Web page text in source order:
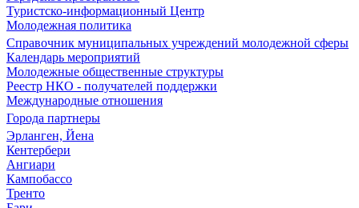
Туристско-информационный Центр
Молодежная политика
Справочник муниципальных учреждений молодежной сферы
Календарь мероприятий
Молодежные общественные структуры
Реестр НКО - получателей поддержки
Международные отношения
Города партнеры
Эрланген, Йена
Кентербери
Ангиари
Кампобассо
Тренто